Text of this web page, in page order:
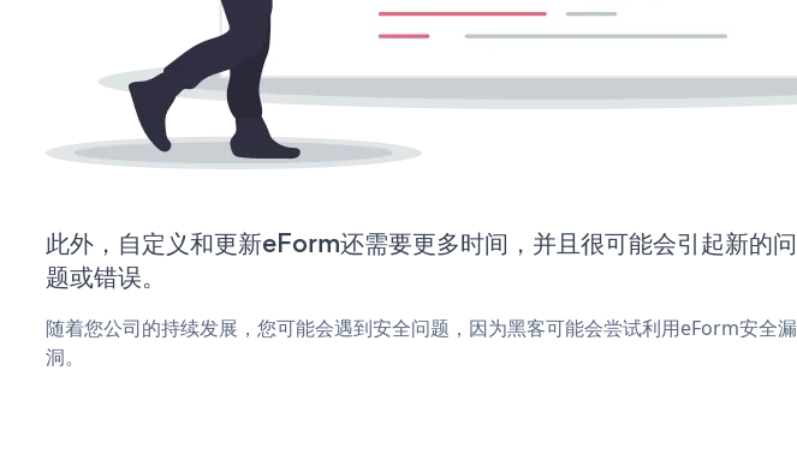
此外，自定义和更新eForm还需要更多时间，并且很可能会引起新的问
题或错误。
随着您公司的持续发展，您可能会遇到安全问题，因为黑客可能会尝试利用eForm安全漏
洞。